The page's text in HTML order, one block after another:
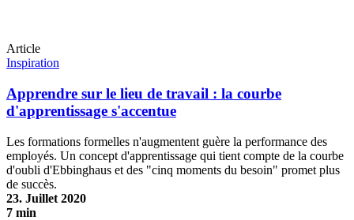
Article
Inspiration
Apprendre sur le lieu de travail : la courbe
d'apprentissage s'accentue
Les formations formelles n'augmentent guère la performance des
employés. Un concept d'apprentissage qui tient compte de la courbe
d'oubli d'Ebbinghaus et des "cinq moments du besoin" promet plus
de succès.
23. Juillet 2020
7 min